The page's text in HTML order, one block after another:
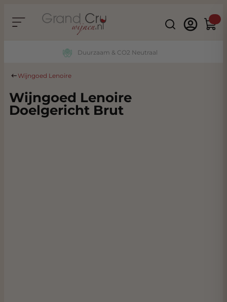
Search
Duurzaam & CO2 Neutraal
Wijngoed Lenoire
Wijngoed Lenoire
Doelgericht Brut